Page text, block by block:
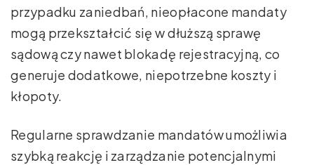
przypadku zaniedbań, nieopłacone mandaty
mogą przekształcić się w dłuższą sprawę
sądową czy nawet blokadę rejestracyjną, co
generuje dodatkowe, niepotrzebne koszty i
kłopoty.
Regularne sprawdzanie mandatów umożliwia
szybką reakcję i zarządzanie potencjalnymi